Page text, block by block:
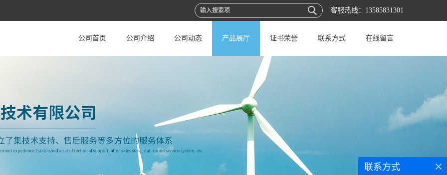
客服热线： 13585831301
公司首页 公司介绍 公司动态 产品展厅 证书荣誉 联系方式 在线留言
联系方式